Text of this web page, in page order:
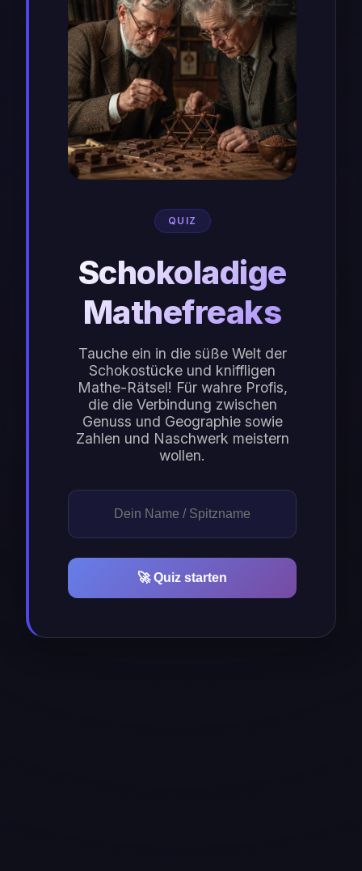
QUIZ
Schokoladige
Mathefreaks
Tauche ein in die süße Welt der
Schokostücke und kniffligen
Mathe-Rätsel! Für wahre Profis,
die die Verbindung zwischen
Genuss und Geographie sowie
Zahlen und Naschwerk meistern
wollen.
🚀 Quiz starten